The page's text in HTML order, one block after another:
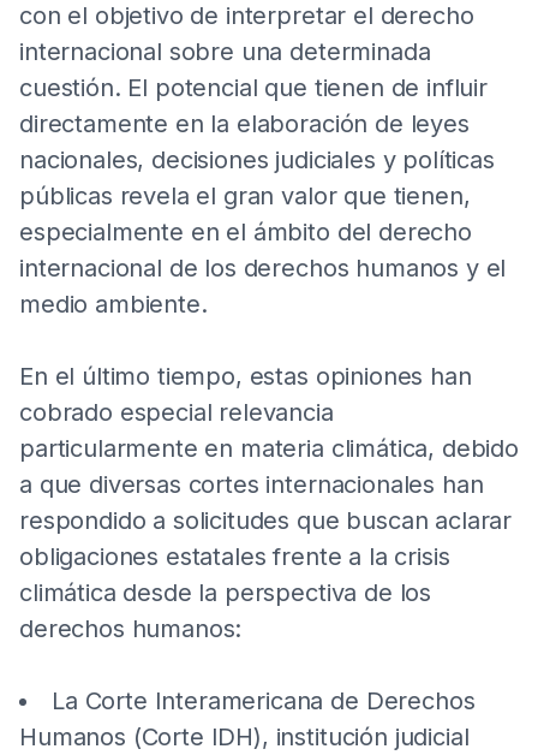
con el objetivo de interpretar el derecho
internacional sobre una determinada
cuestión. El potencial que tienen de influir
directamente en la elaboración de leyes
nacionales, decisiones judiciales y políticas
públicas revela el gran valor que tienen,
especialmente en el ámbito del derecho
internacional de los derechos humanos y el
medio ambiente.
En el último tiempo, estas opiniones han
cobrado especial relevancia
particularmente en materia climática, debido
a que diversas cortes internacionales han
respondido a solicitudes que buscan aclarar
obligaciones estatales frente a la crisis
climática desde la perspectiva de los
derechos humanos:
La Corte Interamericana de Derechos
Humanos (Corte IDH), institución judicial